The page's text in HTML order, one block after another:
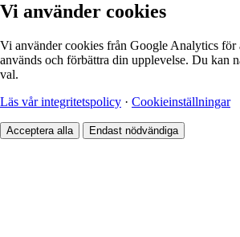
Vi använder cookies
Vi använder cookies från Google Analytics för
används och förbättra din upplevelse. Du kan
val.
Läs vår integritetspolicy · Cookieinställningar
Acceptera alla Endast nödvändiga